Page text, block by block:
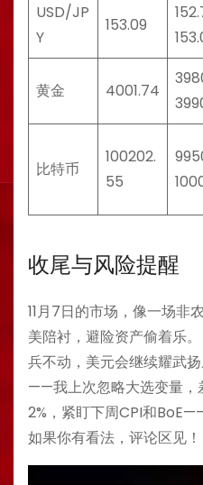
USD/JP
Y
153.09
黄金 4001.74
比特币
100202.
55
收尾与风险提醒
11月7日的市场，像一场非
美陪衬，避险资产偷着乐
兵不动，美元会继续耀武
——我上次忽略大选变量，
2%，紧盯下周CPI和
如果你有看法，评论区见！